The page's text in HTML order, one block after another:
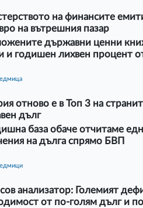
на финансите
на вътрешния пазар
държавни ценни
и годишен лихвен процент
отново е в Топ 3 на
дълг
база обаче отчитаме
на дълга спрямо БВП
анализатор: Големият
от по-голям дълг и